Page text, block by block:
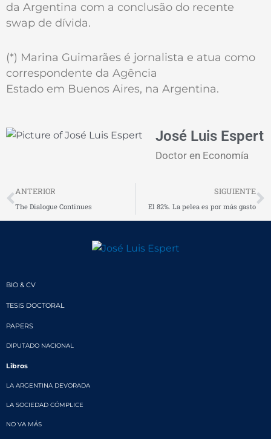
da Argentina com a conclusão do recente
swap de dívida.
(*) Marina Guimarães é jornalista e atua como
correspondente da Agência
Estado em Buenos Aires, na Argentina.
José Luis Espert
Doctor en Economía
Prev
ANTERIOR
The Dialogue Continues
SIGUIENTE
El 82%. La pelea es por más gasto
BIO & CV
TESIS DOCTORAL
PAPERS
DIPUTADO NACIONAL
Libros
LA ARGENTINA DEVORADA
LA SOCIEDAD CÓMPLICE
NO VA MÁS